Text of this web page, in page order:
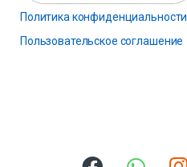
Политика конфиденциальности
Пользовательское соглашение